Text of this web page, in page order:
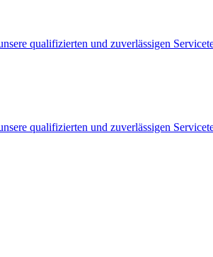
qua­li­fi­zier­ten und zu­ver­läs­si­gen
qua­li­fi­zier­ten und zu­ver­läs­si­gen